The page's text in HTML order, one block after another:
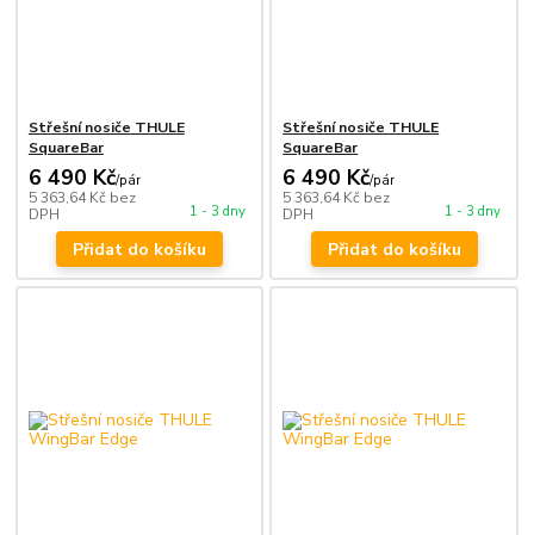
Střešní nosiče THULE
SquareBar
6 490 Kč/pár
5 363,64 Kč bez
DPH
1 - 3 dny
Přidat do košíku
Střešní nosiče THULE
SquareBar
6 490 Kč/pár
5 363,64 Kč bez
DPH
1 - 3 dny
Přidat do košíku